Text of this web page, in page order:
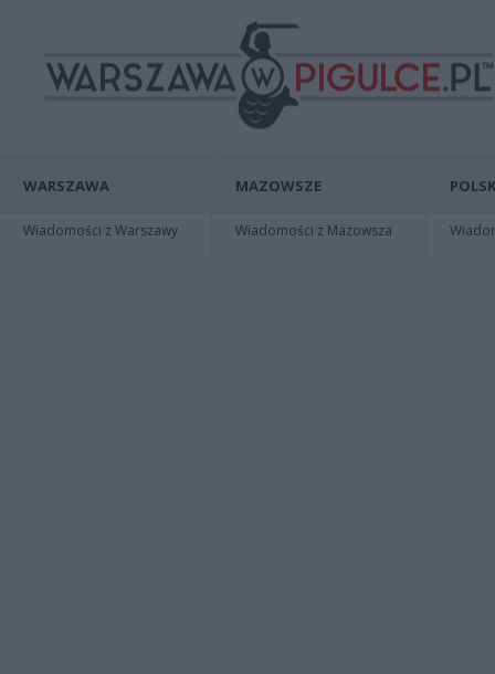
WARSZAWA
Wiadomości z Warszawy
MAZOWSZE
Wiadomości z Mazowsza